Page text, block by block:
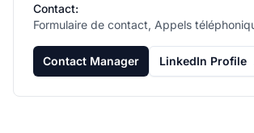
Contact:
Formulaire de contact, Appels
Contact Manager LinkedIn Profile